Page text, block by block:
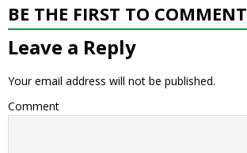
BE THE FIRST TO COMMENT
Leave a Reply
Your email address will not be published.
Comment